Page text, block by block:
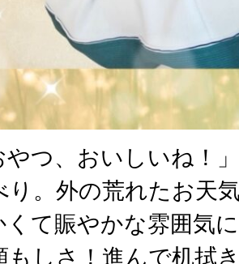
やつ、おいしいね！
り。外の荒れたお天
くて賑やかな雰囲気
もしさ！進んで机拭